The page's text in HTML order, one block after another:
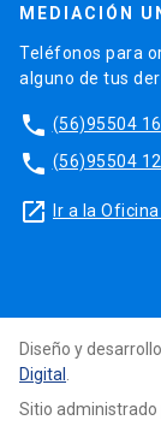
MEDIACIÓN
Teléfonos para
alguno de tus
phone (56)95504
phone (56)95504
launch Ir a la
Diseño y
Digital
Sitio administrado